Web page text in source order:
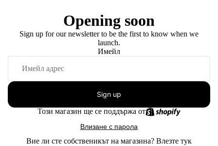
Opening soon
Sign up for our newsletter to be the first to know when we
launch.
Имейл
Sign up
Този магазин ще се поддържа от
Влизане с парола
Вие ли сте собственикът на магазина? Влезте тук